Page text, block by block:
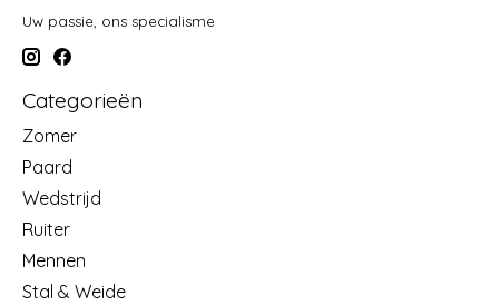
Uw passie, ons specialisme
Categorieën
Zomer
Paard
Wedstrijd
Ruiter
Mennen
Stal & Weide